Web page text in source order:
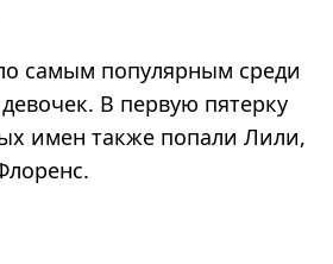
самым популярным среди
В первую пятерку
имен также попали Лили,